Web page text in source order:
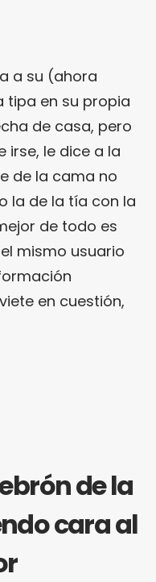
a su (ahora
tipa en su propia
de casa, pero
irse, le dice a la
de la cama no
la de la tía con la
de todo es
mismo usuario
en cuestión,
de la
cara al